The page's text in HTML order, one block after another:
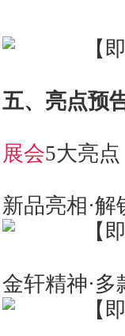
五、亮点预
展会5大亮点
新品亮相·
金轩精神·